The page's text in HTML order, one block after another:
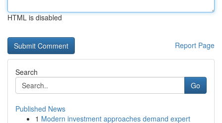
HTML is disabled
Report Page
Search
Go
Published News
1 Modern investment approaches demand expert